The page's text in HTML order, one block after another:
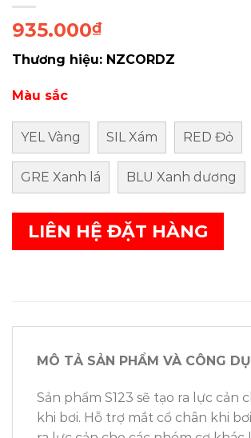
935.000₫
Thương hiệu: NZCORDZ
Màu sắc
YEL Vàng SIL Xám RED Đỏ
GRE Xanh lá BLU Xanh dương
LIÊN HỆ ĐẶT HÀNG
MÔ TẢ SẢN PHẨM VÀ CÔNG
Sản phẩm S123 sẽ tạo ra lực cản
khi bơi. Hỗ trợ mắt cổ chân khi